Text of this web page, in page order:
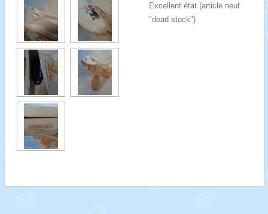
Excellent état (article neuf
"dead stock")